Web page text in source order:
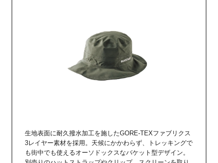
生地表面に耐久撥水加工を施したGORE-TEXファブリクス
3レイヤー素材を採用。天候にかかわらず、トレッキングで
も街中でも使えるオーソドックスなバケット型デザイン。